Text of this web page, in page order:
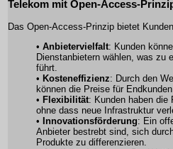
Telekom mit Open-Access-
Das Open-Access-Prinzip bietet
• Anbietervielfalt: Kunden
Dienstanbietern wählen, was zu
führt.
• Kosteneffizienz: Durch den
können die Preise für Endkunden
• Flexibilität: Kunden haben die
ohne dass neue Infrastruktur
• Innovationsförderung: Ein
Anbieter bestrebt sind, sich
Produkte zu differenzieren.